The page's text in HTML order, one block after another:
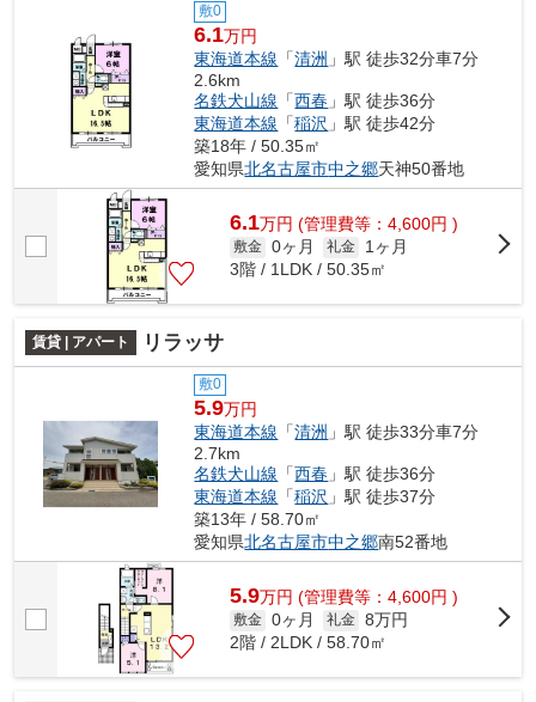
敷0
6.1万円
東海道本線 「清洲 」駅 徒歩32分車7分
2.6km
名鉄犬山線 「西春 」駅 徒歩36分
東海道本線 「稲沢 」駅 徒歩42分
築18年 / 50.35㎡
愛知県北名古屋市中之郷天神50番地
6.1万円 (管理費等：4,600円 )
敷金 0ヶ月 礼金
1ヶ月
3階 / 1LDK / 50.35㎡
賃貸 | アパート リラッサ
敷0
5.9万円
東海道本線 「清洲 」駅 徒歩33分車7分
2.7km
名鉄犬山線 「西春 」駅 徒歩36分
東海道本線 「稲沢 」駅 徒歩37分
築13年 / 58.70㎡
愛知県北名古屋市中之郷南52番地
5.9万円 (管理費等：4,600円 )
敷金 0ヶ月 礼金 8万円
2階 / 2LDK / 58.70㎡